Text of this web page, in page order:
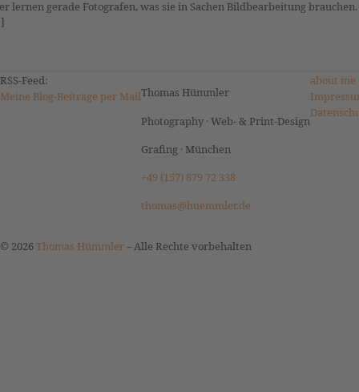
lernen gerade Fotografen, was sie in Sachen Bildbearbeitung brauchen.
RSS-Feed:
Meine Blog-Beiträge per MailThomas Hümmler
Photography · Web- & Print-Design
Grafing · München
+49 (157) 879 72 338
thomas@huemmler.de
about me
© 2026Thomas Hümmler–Alle Rechte vorbehalten